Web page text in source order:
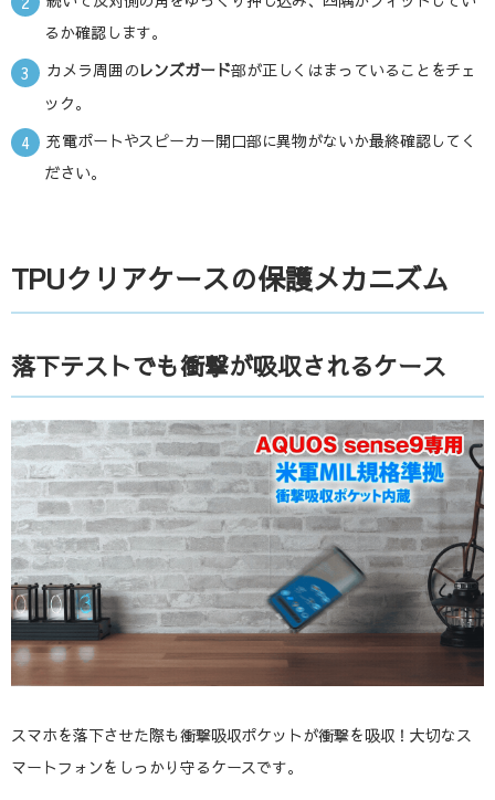
るか確認します。
カメラ周囲のレンズガード部が正しくはまっていることをチェ
ック。
充電ポートやスピーカー開口部に異物がないか最終確認してく
ださい。
TPUクリアケースの保護メカニズム
落下テストでも衝撃が吸収されるケース
スマホを落下させた際も衝撃吸収ポケットが衝撃を吸収！大切なス
マートフォンをしっかり守るケースです。